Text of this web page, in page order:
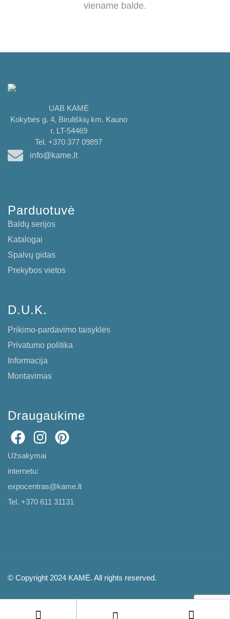
viename balde.
UAB KAMĖ
Kokybės g. 4, Biruliškių km. Kauno
r. LT-54469
Tel. +370 377 09897
info@kame.lt
Parduotuvė
Baldų serijos
Katalogai
Spalvų gidas
Prekybos vietos
D.U.K.
Prikimo-pardavimo taisyklės
Privatumo politika
Informacija
Montavimas
Draugaukime
Užsakymai
internetu:
expocentras@kame.lt
Tel. +370 611 31131
© Copyright 2024 KAMĖ. All rights reserved.